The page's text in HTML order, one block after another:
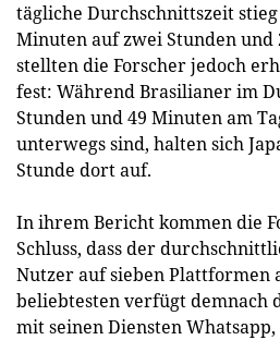
tägliche Durchschnittszeit
Minuten auf zwei Stunden und
stellten die Forscher jedoch
fest: Während Brasilianer im
Stunden und 49 Minuten am
unterwegs sind, halten sich
Stunde dort auf.
In ihrem Bericht kommen die
Schluss, dass der
Nutzer auf sieben Plattformen
beliebtesten verfügt demnach
mit seinen Diensten